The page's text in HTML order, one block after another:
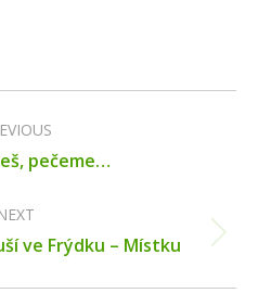
Previous
pečeme…
Next
ve Frýdku – Místku